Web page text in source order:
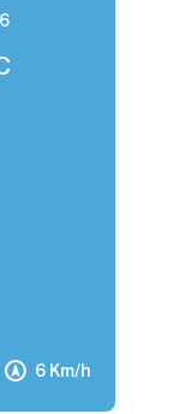
6 Km/h